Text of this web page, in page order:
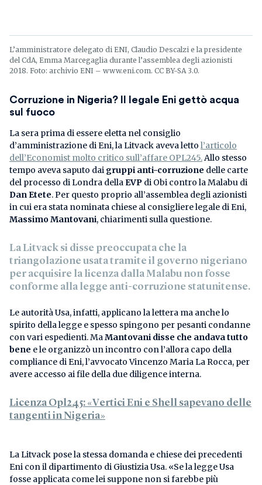
L’amministratore delegato di ENI, Claudio Descalzi e la presidente
del CdA, Emma Marcegaglia durante l’assemblea degli azionisti
2018. Foto: archivio ENI – www.eni.com. CC BY-SA 3.0.
Corruzione in Nigeria? Il legale Eni gettò acqua
sul fuoco
La sera prima di essere eletta nel consiglio
d’amministrazione di Eni, la Litvack aveva letto l’articolo
dell’Economist molto critico sull’affare OPL245.Allo stesso
tempo aveva saputo dai gruppi anti-corruzione delle carte
del processo di Londra dellaEVP di Obi contro la Malabu di
Dan Etete. Per questo proprio all’assemblea degli azionisti
in cui era stata nominata chiese al consigliere legale di Eni,
Massimo Mantovani, chiarimenti sulla questione.
La Litvack si disse preoccupata che la
triangolazione usata tramite il governo nigeriano
per acquisire la licenza dalla Malabu non fosse
conforme alla legge anti-corruzione statunitense.
Le autorità Usa, infatti, applicano la lettera ma anche lo
spirito della legge e spesso spingono per pesanti condanne
con vari espedienti. MaMantovani disse che andava tutto
bene e le organizzò un incontro con l’allora capo della
compliance di Eni, l’avvocato Vincenzo Maria La Rocca, per
avere accesso ai file della due diligence interna.
Licenza Opl245: «Vertici Eni e Shell sapevano delle
tangenti in Nigeria»
La Litvack pose la stessa domanda e chiese dei precedenti
Eni con il dipartimento di Giustizia Usa. «Se la legge Usa
fosse applicata come lei suppone non si farebbe più